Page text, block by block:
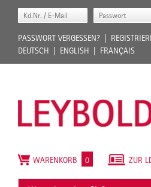
PASSWORT VERGESSEN?
DEUTSCH
ENGLISH FRANÇAIS
ZUR
WARENKORB 0